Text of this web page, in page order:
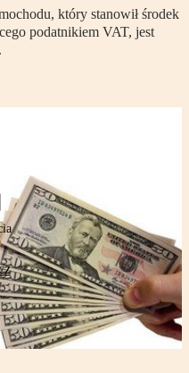
który stanowił środek
podatnikiem VAT, jest